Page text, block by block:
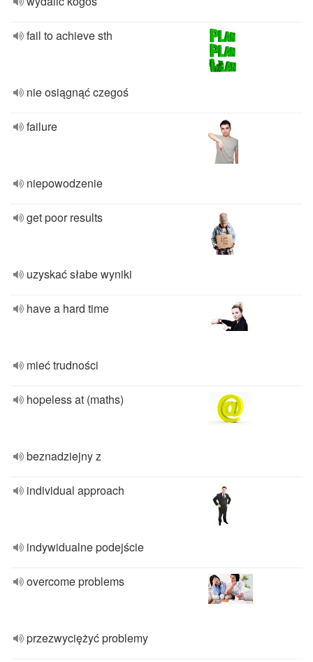
fail to achieve sth
nie osiągnąć czegoś
failure
niepowodzenie
get poor results
uzyskać słabe wyniki
have a hard time
mieć trudności
hopeless at (maths)
beznadziejny z
individual approach
indywidualne podejście
overcome problems
przezwyciężyć problemy